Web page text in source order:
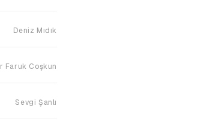
Deniz Mıdık
Faruk Coşkun
Sevgi Şanlı